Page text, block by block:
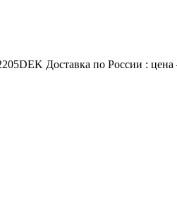
Доставка по России : цена